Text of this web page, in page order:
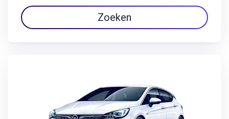
Zoeken